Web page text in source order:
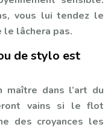
vous lui tendez le
lâchera pas.
de stylo est
maître dans l’art du
vains si le flot
des croyances les